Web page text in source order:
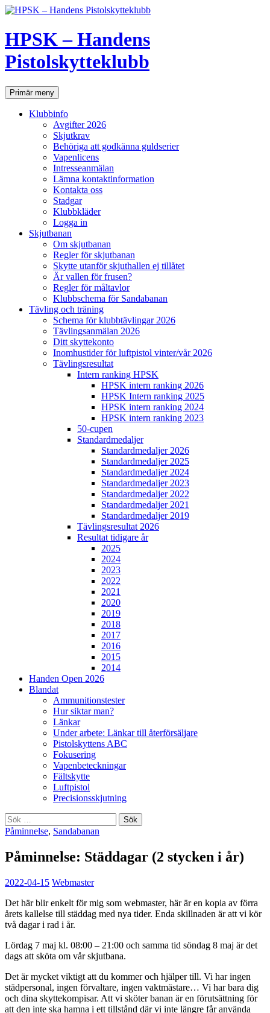
Hoppa
innehåll
HPSK – Handens
Pistolskytteklubb
SökPrimär meny
Klubbinfo
Avgifter 2026
Skjutkrav
Behöriga att godkänna guldserier
Vapenlicens
Intresseanmälan
Lämna kontaktinformation
Kontakta oss
Stadgar
Klubbkläder
Logga in
Skjutbanan
Om skjutbanan
Regler för skjutbanan
Skytte utanför skjuthallen ej tillåtet
Är vallen för frusen?
Regler för måltavlor
Klubbschema för Sandabanan
Tävling och träning
Schema för klubbtävlingar 2026
Tävlingsanmälan 2026
Ditt skyttekonto
Inomhustider för luftpistol vinter/vår 2026
Tävlingsresultat
Intern ranking HPSK
HPSK intern ranking 2026
HPSK Intern ranking 2025
HPSK intern ranking 2024
HPSK intern ranking 2023
50-cupen
Standardmedaljer
Standardmedaljer 2026
Standardmedaljer 2025
Standardmedaljer 2024
Standardmedaljer 2023
Standardmedaljer 2022
Standardmedaljer 2021
Standardmedaljer 2019
Tävlingsresultat 2026
Resultat tidigare år
2025
2024
2023
2022
2021
2020
2019
2018
2017
2016
2015
2014
Handen Open 2026
Blandat
Ammunitionstester
Hur siktar man?
Länkar
Under arbete: Länkar till återförsäljare
Pistolskyttens ABC
Fokusering
Vapenbeteckningar
Fältskytte
Luftpistol
Precisionsskjutning
Sök
efter:
Påminnelse, Sandabanan
Påminnelse: Städdagar (2 stycken i år)
2022-04-15 Webmaster
Det här blir enkelt för mig som webmaster, här är en kopia av förra
årets kallelse till städdag med nya tider. Enda skillnaden är att vi kör
två dagar i rad i år.
Lördag 7 maj kl. 08:00 – 21:00 och samma tid söndag 8 maj är det
dags att sköta om vår skjutbana.
Det är mycket viktigt att du kommer och hjälper till. Vi har ingen
städpersonal, ingen förvaltare, ingen vaktmästare… Vi har bara dig
och dina skyttekompisar. Att vi sköter banan är en förutsättning för
att den inte ska hamna i ett tillstånd där vi inte längre får använda